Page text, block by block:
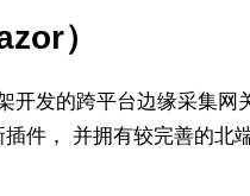
）
开发的跨平台边缘采集网
件， 并拥有较完善的北